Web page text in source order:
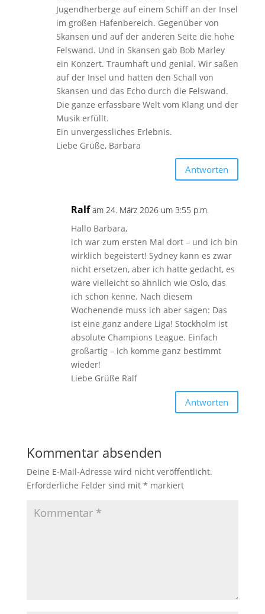
Jugendherberge auf einem Schiff an der Insel
im großen Hafenbereich. Gegenüber von
Skansen und auf der anderen Seite die hohe
Felswand. Und in Skansen gab Bob Marley
ein Konzert. Traumhaft und genial. Wir saßen
auf der Insel und hatten den Schall von
Skansen und das Echo durch die Felswand.
Die ganze erfassbare Welt vom Klang und der
Musik erfüllt.
Ein unvergessliches Erlebnis.
Liebe Grüße, Barbara
Antworten
Ralf am 24. März 2026 um 3:55 p.m.
Hallo Barbara,
ich war zum ersten Mal dort – und ich bin
wirklich begeistert! Sydney kann es zwar
nicht ersetzen, aber ich hatte gedacht, es
wäre vielleicht so ähnlich wie Oslo, das
ich schon kenne. Nach diesem
Wochenende muss ich aber sagen: Das
ist eine ganz andere Liga! Stockholm ist
absolute Champions League. Einfach
großartig – ich komme ganz bestimmt
wieder!
Liebe Grüße Ralf
Antworten
Kommentar absenden
Deine E-Mail-Adresse wird nicht veröffentlicht.
Erforderliche Felder sind mit * markiert